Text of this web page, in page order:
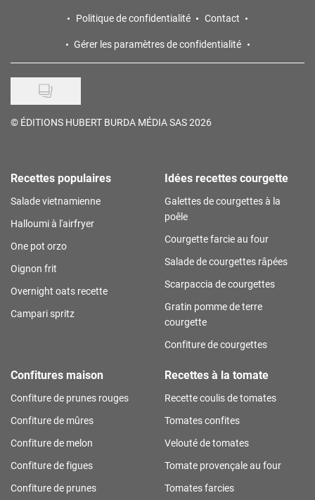
Politique de confidentialité
Contact
Gérer les paramètres de confidentialité
© ÉDITIONS HUBERT BURDA MÉDIA SAS 2026
Recettes populaires
Salade vietnamienne
Halloumi à l'airfryer
One pot orzo
Oignon frit
Overnight oats recette
Campari spritz
Idées recettes courgette
Galettes de courgettes à la
poêle
Courgette farcie au four
Salade de courgettes râpées
Scarpaccia de courgettes
Gratin pomme de terre
courgette
Confiture de courgettes
Confitures maison
Confiture de prunes rouges
Confiture de mûres
Confiture de melon
Confiture de figues
Confiture de prunes
Recettes à la tomate
Recette coulis de tomates
Tomates confites
Velouté de tomates
Tomate provençale au four
Tomates farcies